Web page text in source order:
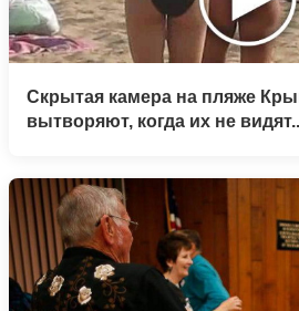
Скрытая камера на пляже
вытворяют, когда их не